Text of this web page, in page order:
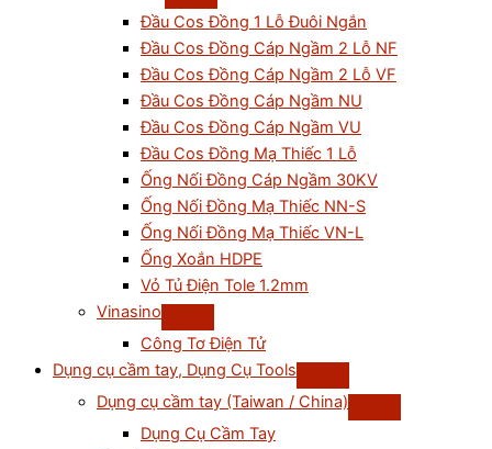
Đầu Cos Đồng 1 Lỗ Đuôi Ngắn
Đầu Cos Đồng Cáp Ngầm 2 Lỗ NF
Đầu Cos Đồng Cáp Ngầm 2 Lỗ VF
Đầu Cos Đồng Cáp Ngầm NU
Đầu Cos Đồng Cáp Ngầm VU
Đầu Cos Đồng Mạ Thiếc 1 Lỗ
Ống Nối Đồng Cáp Ngầm 30KV
Ống Nối Đồng Mạ Thiếc NN-S
Ống Nối Đồng Mạ Thiếc VN-L
Ống Xoắn HDPE
Vỏ Tủ Điện Tole 1.2mm
Vinasino
Công Tơ Điện Tử
Dụng cụ cầm tay, Dụng Cụ Tools
Dụng cụ cầm tay (Taiwan / China)
Dụng Cụ Cầm Tay